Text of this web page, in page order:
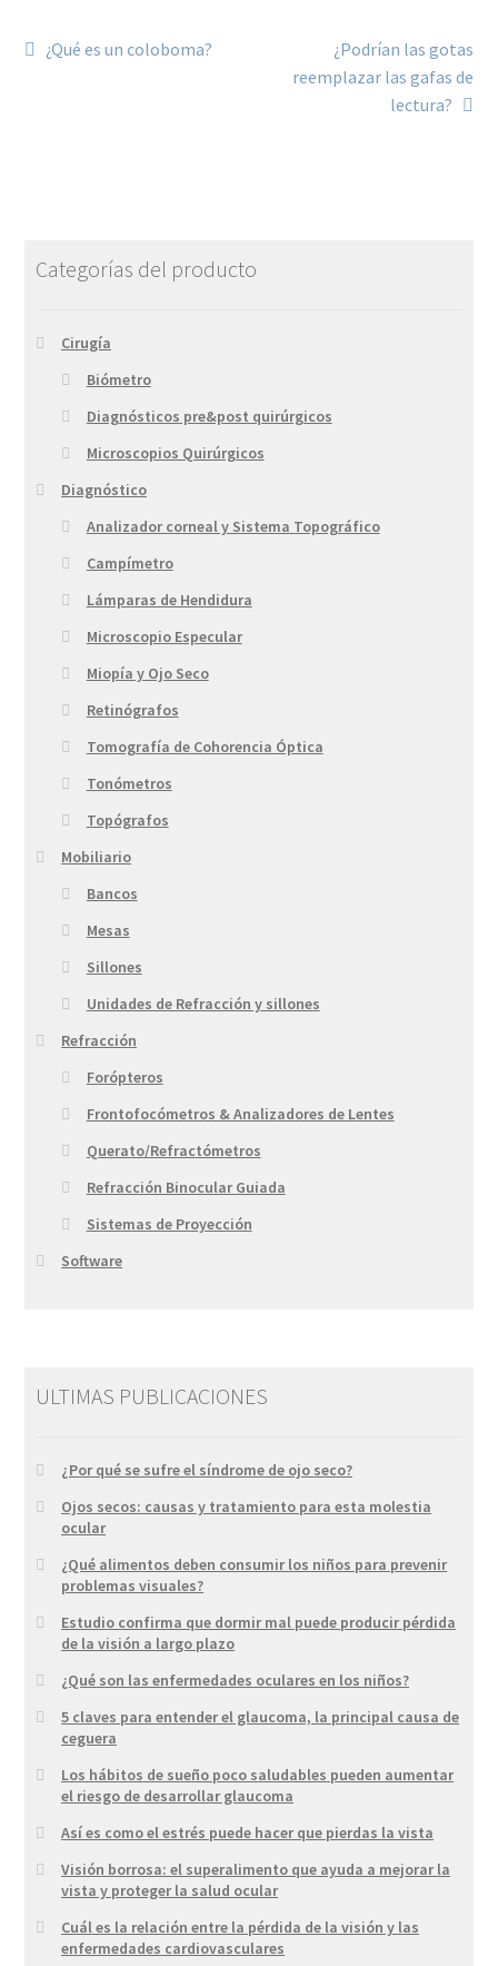
¿Qué es un coloboma?
¿Podrían las gotas
reemplazar las gafas de
lectura?
Categorías del producto
Cirugía
Biómetro
Diagnósticos pre&post quirúrgicos
Microscopios Quirúrgicos
Diagnóstico
Analizador corneal y Sistema Topográfico
Campímetro
Lámparas de Hendidura
Microscopio Especular
Miopía y Ojo Seco
Retinógrafos
Tomografía de Cohorencia Óptica
Tonómetros
Topógrafos
Mobiliario
Bancos
Mesas
Sillones
Unidades de Refracción y sillones
Refracción
Forópteros
Frontofocómetros & Analizadores de Lentes
Querato/Refractómetros
Refracción Binocular Guiada
Sistemas de Proyección
Software
ULTIMAS PUBLICACIONES
¿Por qué se sufre el síndrome de ojo seco?
Ojos secos: causas y tratamiento para esta molestia
ocular
¿Qué alimentos deben consumir los niños para prevenir
problemas visuales?
Estudio confirma que dormir mal puede producir pérdida
de la visión a largo plazo
¿Qué son las enfermedades oculares en los niños?
5 claves para entender el glaucoma, la principal causa de
ceguera
Los hábitos de sueño poco saludables pueden aumentar
el riesgo de desarrollar glaucoma
Así es como el estrés puede hacer que pierdas la vista
Visión borrosa: el superalimento que ayuda a mejorar la
vista y proteger la salud ocular
Cuál es la relación entre la pérdida de la visión y las
enfermedades cardiovasculares